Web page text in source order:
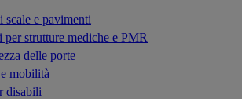
scale e pavimenti
per strutture mediche e PMR
delle porte
mobilità
disabili